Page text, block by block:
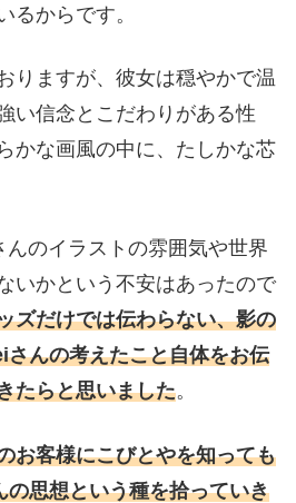
るからです。
りますが、彼女は穏やかで温
い信念とこだわりがある性
かな画風の中に、たしかな芯
のイラストの雰囲気や世界
いかという不安はあったので
ズだけでは伝わらない、影の
さんの考えたこと自体をお伝
たらと思いました。
お客様にこびとやを知っても
の思想という種を拾っていき